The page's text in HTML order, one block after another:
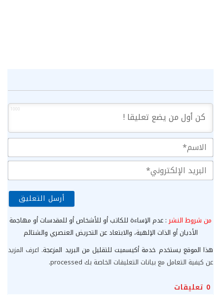
1000
من شروط النشر: عدم الإساءة للكاتب أو للأشخاص أو للمقدسات أو مهاجمة
الأديان أو الذات الإلهية، والابتعاد عن التحريض العنصري والشتائم
هذا الموقع يستخدم خدمة أكيسميت للتقليل من البريد المزعجة. اعرف المزيد
عن كيفية التعامل مع بيانات التعليقات الخاصة بك processed
.
0 تعليقات